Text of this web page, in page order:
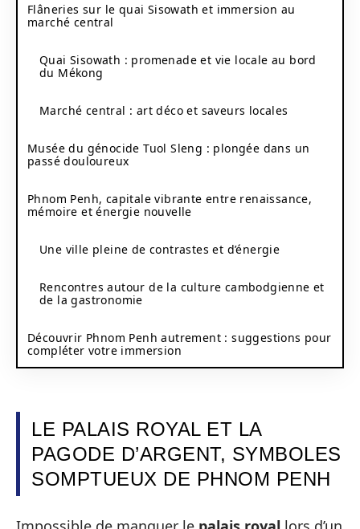
Flâneries sur le quai Sisowath et immersion au
marché central
Quai Sisowath : promenade et vie locale au bord
du Mékong
Marché central : art déco et saveurs locales
Musée du génocide Tuol Sleng : plongée dans un
passé douloureux
Phnom Penh, capitale vibrante entre renaissance,
mémoire et énergie nouvelle
Une ville pleine de contrastes et d’énergie
Rencontres autour de la culture cambodgienne et
de la gastronomie
Découvrir Phnom Penh autrement : suggestions pour
compléter votre immersion
LE PALAIS ROYAL ET LA
PAGODE D’ARGENT, SYMBOLES
SOMPTUEUX DE PHNOM PENH